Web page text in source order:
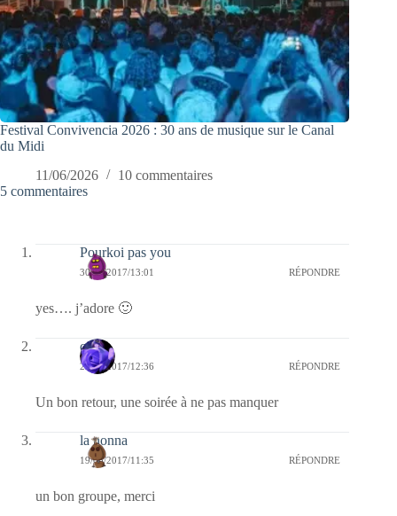
Festival Convivencia 2026 : 30 ans de musique sur le Canal
du Midi
11/06/2026
10 commentaires
5 commentaires
Pourkoi pas you
30/06/2017/13:01 RÉPONDRE
yes…. j’adore 🙂
covix
21/06/2017/12:36 RÉPONDRE
Un bon retour, une soirée à ne pas manquer
la nonna
19/06/2017/11:35 RÉPONDRE
un bon groupe, merci